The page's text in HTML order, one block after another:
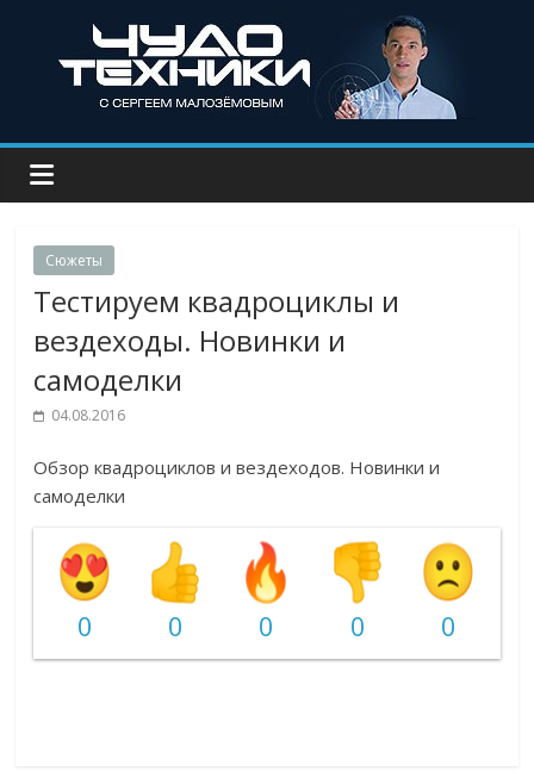
Сюжеты
Тестируем квадроциклы и
вездеходы. Новинки и
самоделки
04.08.2016
Обзор квадроциклов и вездеходов. Новинки и
самоделки
0 0 0 0 0